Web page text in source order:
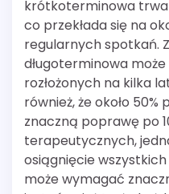
krótkoterminowa trwa
co przekłada się na
regularnych spotkań.
długoterminowa
rozłożonych na kilka
również, że około
znaczną poprawę po
terapeutycznych,
osiągnięcie
może wymagać